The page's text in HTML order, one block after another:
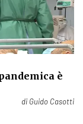
è
di Guido Casotti